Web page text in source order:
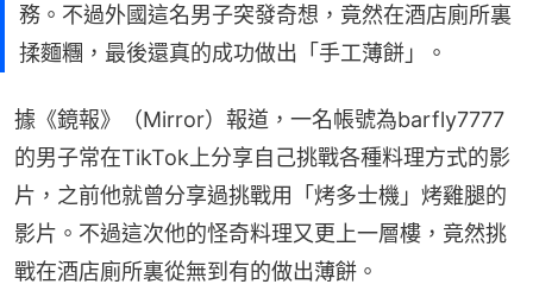
務。不過外國這名男子突發奇想，竟然在酒店廁所裏
揉麵糰，最後還真的成功做出「手工薄餅」。
據《鏡報》（Mirror）報道，一名帳號為barfly7777
的男子常在TikTok上分享自己挑戰各種料理方式的影
片，之前他就曾分享過挑戰用「烤多士機」烤雞腿的
影片。不過這次他的怪奇料理又更上一層樓，竟然挑
戰在酒店廁所裏從無到有的做出薄餅。